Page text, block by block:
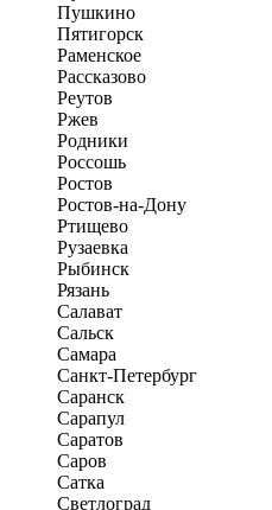
Пушкино
Пятигорск
Раменское
Рассказово
Реутов
Ржев
Родники
Россошь
Ростов
Ростов-на-Дону
Ртищево
Рузаевка
Рыбинск
Рязань
Салават
Сальск
Самара
Санкт-Петербург
Саранск
Сарапул
Саратов
Саров
Сатка
Светлоград